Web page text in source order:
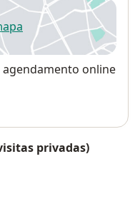
num novo separador
agendamento online
privadas)